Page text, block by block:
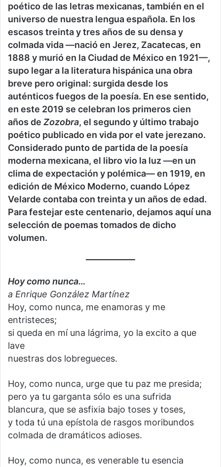
poético de las letras mexicanas, también en el
universo de nuestra lengua española. En los
escasos treinta y tres años de su densa y
colmada vida —nació en Jerez, Zacatecas, en
1888 y murió en la Ciudad de México en 1921—,
supo legar a la literatura hispánica una obra
breve pero original: surgida desde los
auténticos fuegos de la poesía. En ese sentido,
en este 2019 se celebran los primeros cien
años de Zozobra, el segundo y último trabajo
poético publicado en vida por el vate jerezano.
Considerado punto de partida de la poesía
moderna mexicana, el libro vio la luz —en un
clima de expectación y polémica— en 1919, en
edición de México Moderno, cuando López
Velarde contaba con treinta y un años de edad.
Para festejar este centenario, dejamos aquí una
selección de poemas tomados de dicho
volumen.
Hoy como nunca…
a Enrique González Martínez
Hoy, como nunca, me enamoras y me
entristeces;
si queda en mí una lágrima, yo la excito a que
lave
nuestras dos lobregueces.
Hoy, como nunca, urge que tu paz me presida;
pero ya tu garganta sólo es una sufrida
blancura, que se asfixia bajo toses y toses,
y toda tú una epístola de rasgos moribundos
colmada de dramáticos adioses.
Hoy, como nunca, es venerable tu esencia